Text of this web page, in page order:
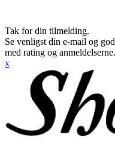
Tak for din tilmelding.
Se venligst din e-mail og
med rating og anmeldelserne.
x